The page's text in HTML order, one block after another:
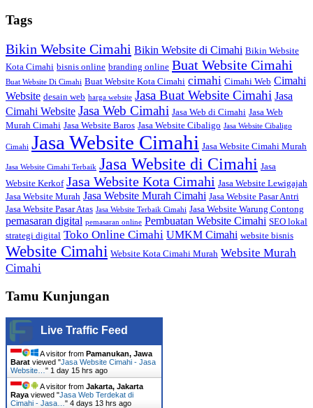
Tags
Bikin Website Cimahi Bikin Website di Cimahi Bikin Website
Kota Cimahi bisnis online branding online Buat Website Cimahi
Buat Website Di Cimahi Buat Website Kota Cimahi cimahi Cimahi Web Cimahi
Website desain web harga website Jasa Buat Website Cimahi Jasa
Cimahi Website Jasa Web Cimahi Jasa Web di Cimahi Jasa Web
Murah Cimahi Jasa Website Baros Jasa Website Cibaligo Jasa Website Cibaligo
Cimahi Jasa Website Cimahi Jasa Website Cimahi Murah
Jasa Website Cimahi Terbaik Jasa Website di Cimahi Jasa
Website Kerkof Jasa Website Kota Cimahi Jasa Website Lewigajah
Jasa Website Murah Jasa Website Murah Cimahi Jasa Website Pasar Antri
Jasa Website Pasar Atas Jasa Website Terbaik Cimahi Jasa Website Warung Contong
pemasaran digital pemasaran online Pembuatan Website Cimahi SEO lokal
strategi digital Toko Online Cimahi UMKM Cimahi website bisnis
Website Cimahi Website Kota Cimahi Murah Website Murah
Cimahi
Tamu Kunjungan
Live Traffic Feed
A visitor from Pamanukan, Jawa
Barat viewed "Jasa Website Cimahi - Jasa
Website… " 1 day 15 hrs ago
A visitor from Jakarta, Jakarta
Raya viewed "Jasa Web Terdekat di
Cimahi - Jasa… " 4 days 13 hrs ago